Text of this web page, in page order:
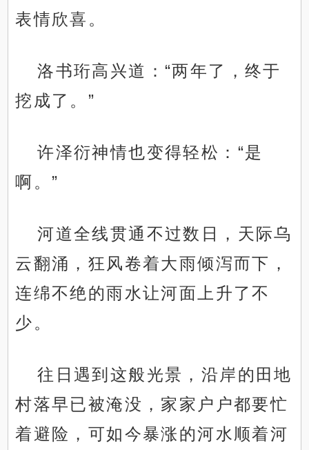
表情欣喜。
洛书珩高兴道：“两年了，终于
挖成了。”
许泽衍神情也变得轻松：“是
啊。”
河道全线贯通不过数日，天际乌
云翻涌，狂风卷着大雨倾泻而下，
连绵不绝的雨水让河面上升了不
少。
往日遇到这般光景，沿岸的田地
村落早已被淹没，家家户户都要忙
着避险，可如今暴涨的河水顺着河